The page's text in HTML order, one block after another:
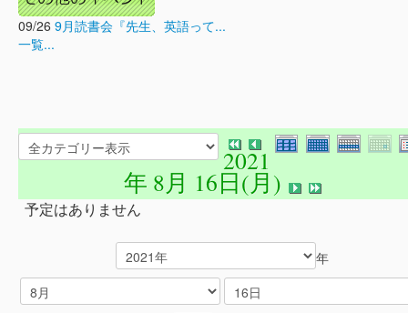
09/26 9月読書会『先生、英語って...
一覧...
2021
年 8月 16日(月)
予定はありません
年